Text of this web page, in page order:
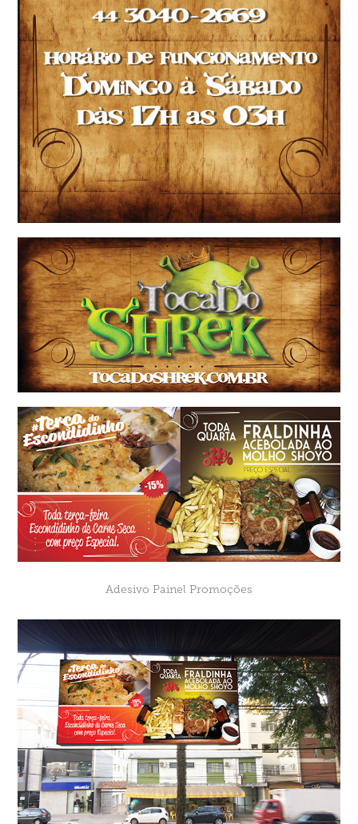
Adesivo Painel Promoções